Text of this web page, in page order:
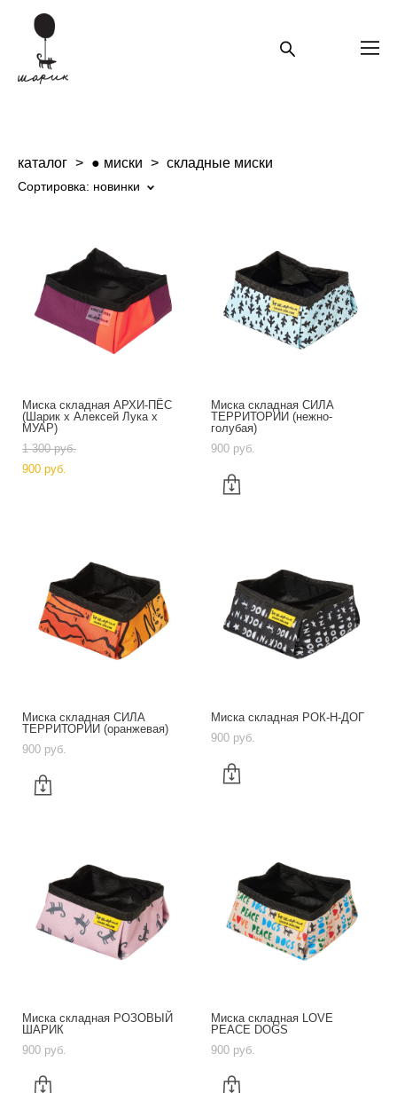
каталог > ● миски > складные миски
Сортировка: новинки
Миска складная АРХИ-ПЁС
(Шарик х Алексей Лука х
МУАР)
1 300 pуб.
900 pуб.
Миска складная СИЛА
ТЕРРИТОРИИ (нежно-
голубая)
900 pуб.
Миска складная СИЛА
ТЕРРИТОРИИ (оранжевая)
900 pуб.
Миска складная РОК-Н-ДОГ
900 pуб.
Миска складная РОЗОВЫЙ
ШАРИК
900 pуб.
Миска складная LOVE
PEACE DOGS
900 pуб.